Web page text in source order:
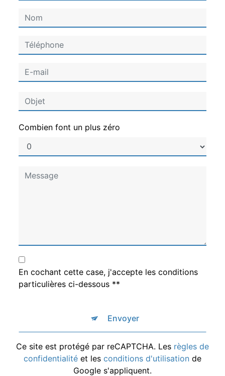
Combien font un plus zéro
En cochant cette case, j'accepte les conditions
particulières ci-dessous **
Envoyer
Ce site est protégé par reCAPTCHA. Les règles de
confidentialité et les conditions d'utilisation de
Google s'appliquent.